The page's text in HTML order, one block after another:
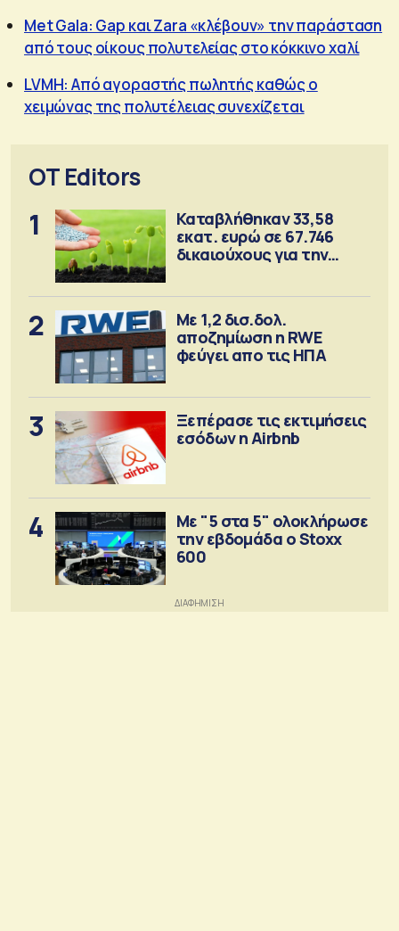
Met Gala: Gap και Zara «κλέβουν» την παράσταση
από τους οίκους πολυτελείας στο κόκκινο χαλί
LVMH: Από αγοραστής πωλητής καθώς ο
χειμώνας της πολυτέλειας συνεχίζεται
OT Editors
1
Καταβλήθηκαν 33,58
εκατ. ευρώ σε 67.746
δικαιούχους για την
2
Με 1,2 δισ.δολ.
αποζημίωση η RWE
φεύγει απο τις ΗΠΑ
3
Ξεπέρασε τις εκτιμήσεις
εσόδων η Airbnb
4
Με "5 στα 5" ολοκλήρωσε
την εβδομάδα ο Stoxx
600